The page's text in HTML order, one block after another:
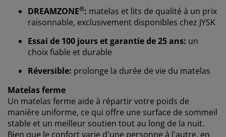
DREAMZONE®: matelas et lits de qualité à un prix
raisonnable, exclusivement disponibles chez JYSK
Essai de 100 jours et garantie de 25 ans: un
choix fiable et durable
Réversible: prolonge la durée de vie du matelas
Matelas ferme
Un matelas ferme aide à répartir votre poids de
manière uniforme, ce qui offre une surface de sommeil
stable et un meilleur soutien tout au long de la nuit.
Bien que le confort varie d'une personne à l'autre, en
Nous personnalisons votre expérience
Chez JYSK, nous utilisons des cookies et des
identifiants mobiles pour vous garantir une bonne
expérience lorsque vous visitez notre site web. Les
cookies collectent des informations vous concernant
afin de garantir le bon fonctionnement du site, de
générer des statistiques et de vous proposer des
publicités pertinentes. Lorsque vous acceptez les